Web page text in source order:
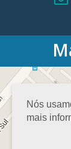
Nós
mais
O